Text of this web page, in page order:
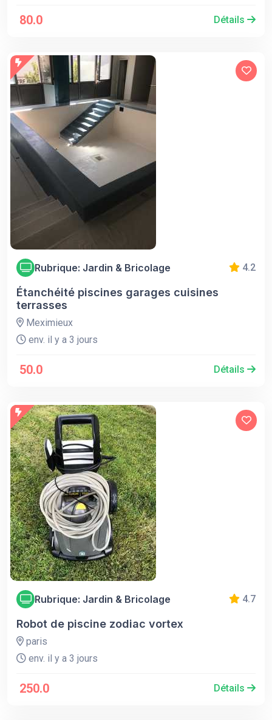
80.0 Détails
Rubrique: Jardin & Bricolage 4.2
Étanchéité piscines garages cuisines
terrasses
Meximieux
env. il y a 3 jours
50.0 Détails
Rubrique: Jardin & Bricolage 4.7
Robot de piscine zodiac vortex
paris
env. il y a 3 jours
250.0 Détails